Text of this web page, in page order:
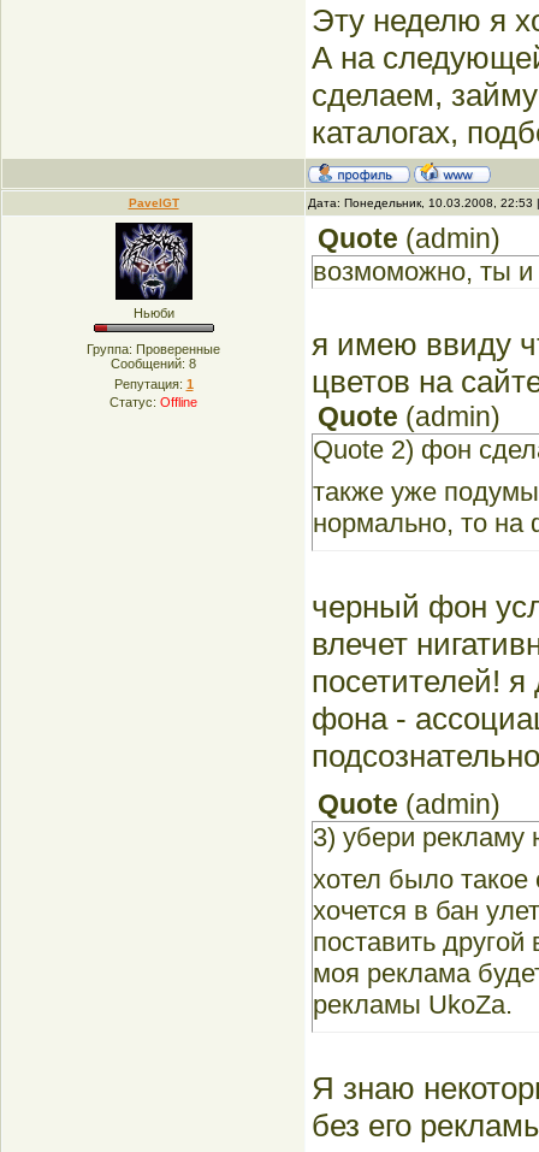
Эту неделю я
А на
сделаем,
каталогах,
PavelGT Дата: Понедельник, 10.03.2008,
Ньюби
Группа: Проверенные
Сообщений: 8
Репутация: 1
Статус: Offline
Quote (admin)
возмоможно, ты и
я имею ввиду
цветов на
Quote (admin)
Quote 2) фон
также уже
нормально, то
черный фон
влечет
посетителей!
фона -
Quote (admin)
3) убери рекламу
хотел было
хочется в бан
поставить
моя реклама
рекламы UkoZa.
Я знаю
без его